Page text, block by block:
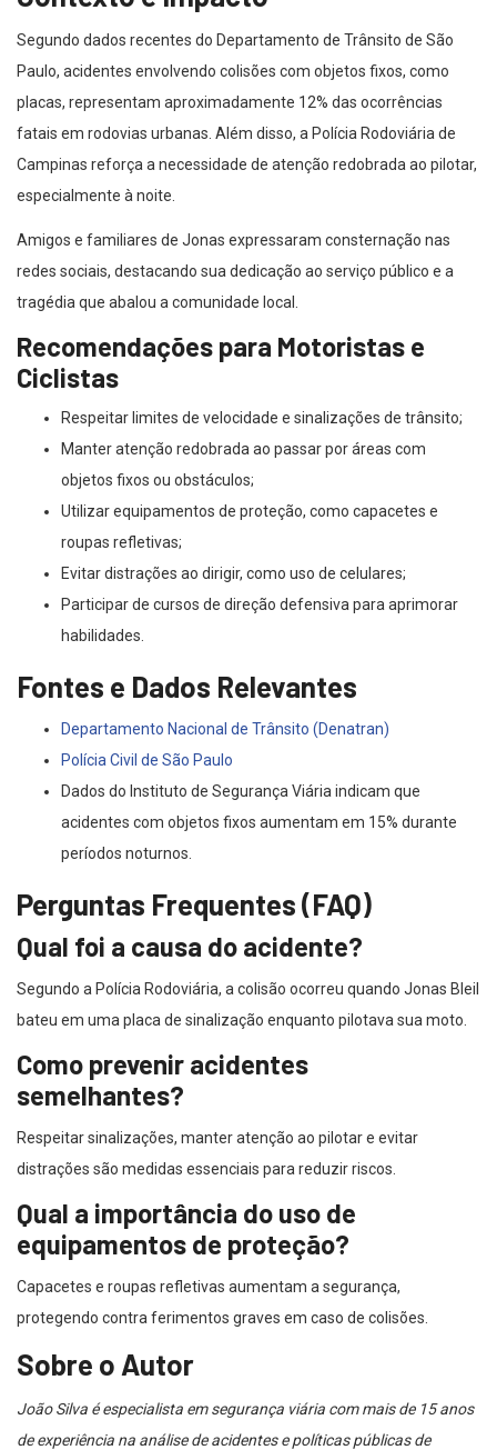
Segundo dados recentes do Departamento de Trânsito de São
Paulo, acidentes envolvendo colisões com objetos fixos, como
placas, representam aproximadamente 12% das ocorrências
fatais em rodovias urbanas. Além disso, a Polícia Rodoviária de
Campinas reforça a necessidade de atenção redobrada ao pilotar,
especialmente à noite.
Amigos e familiares de Jonas expressaram consternação nas
redes sociais, destacando sua dedicação ao serviço público e a
tragédia que abalou a comunidade local.
Recomendações para Motoristas e
Ciclistas
Respeitar limites de velocidade e sinalizações de trânsito;
Manter atenção redobrada ao passar por áreas com
objetos fixos ou obstáculos;
Utilizar equipamentos de proteção, como capacetes e
roupas refletivas;
Evitar distrações ao dirigir, como uso de celulares;
Participar de cursos de direção defensiva para aprimorar
habilidades.
Fontes e Dados Relevantes
Departamento Nacional de Trânsito (Denatran)
Polícia Civil de São Paulo
Dados do Instituto de Segurança Viária indicam que
acidentes com objetos fixos aumentam em 15% durante
períodos noturnos.
Perguntas Frequentes (FAQ)
Qual foi a causa do acidente?
Segundo a Polícia Rodoviária, a colisão ocorreu quando Jonas Bleil
bateu em uma placa de sinalização enquanto pilotava sua moto.
Como prevenir acidentes
semelhantes?
Respeitar sinalizações, manter atenção ao pilotar e evitar
distrações são medidas essenciais para reduzir riscos.
Qual a importância do uso de
equipamentos de proteção?
Capacetes e roupas refletivas aumentam a segurança,
protegendo contra ferimentos graves em caso de colisões.
Sobre o Autor
João Silva é especialista em segurança viária com mais de 15 anos
de experiência na análise de acidentes e políticas públicas de